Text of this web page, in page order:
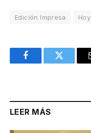
Edición Impresa Hoy
FacebookTwitter
LEER MÁS